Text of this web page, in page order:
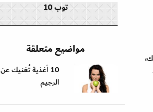
توب 10
مواضيع متعلقة
10 أغذية تُغنيك عن
الرجيم